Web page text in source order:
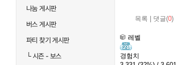
나눔 게시판
버스 게시판
파티 찾기 게시판
└시즌 - 보스
목록 | 댓글(0)
레벨
경험치